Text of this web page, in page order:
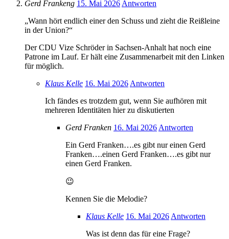
Gerd Frankeng 15. Mai 2026Antworten
„Wann hört endlich einer den Schuss und zieht die Reißleine
in der Union?“
Der CDU Vize Schröder in Sachsen-Anhalt hat noch eine
Patrone im Lauf. Er hält eine Zusammenarbeit mit den Linken
für möglich.
Klaus Kelle 16. Mai 2026Antworten
Ich fändes es trotzdem gut, wenn Sie aufhören mit
mehreren Identitäten hier zu diskutierten
Gerd Franken 16. Mai 2026Antworten
Ein Gerd Franken….es gibt nur einen Gerd
Franken….einen Gerd Franken….es gibt nur
einen Gerd Franken.
😉
Kennen Sie die Melodie?
Klaus Kelle 16. Mai 2026Antworten
Was ist denn das für eine Frage?